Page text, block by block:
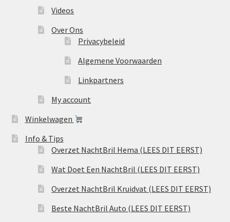
Videos
Over Ons
Privacybeleid
Algemene Voorwaarden
Linkpartners
My account
Winkelwagen
Info & Tips
Overzet NachtBril Hema (LEES DIT EERST)
Wat Doet Een NachtBril (LEES DIT EERST)
Overzet NachtBril Kruidvat (LEES DIT EERST)
Beste NachtBril Auto (LEES DIT EERST)